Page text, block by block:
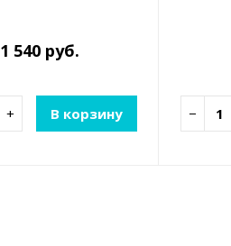
1 540 руб.
+ В корзину −